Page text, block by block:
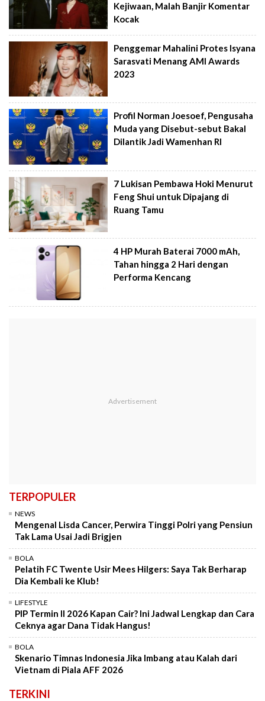
Kejiwaan, Malah Banjir Komentar
Kocak
Penggemar Mahalini Protes Isyana
Sarasvati Menang AMI Awards
2023
Profil Norman Joesoef, Pengusaha
Muda yang Disebut-sebut Bakal
Dilantik Jadi Wamenhan RI
7 Lukisan Pembawa Hoki Menurut
Feng Shui untuk Dipajang di
Ruang Tamu
4 HP Murah Baterai 7000 mAh,
Tahan hingga 2 Hari dengan
Performa Kencang
TERPOPULER
NEWS
Mengenal Lisda Cancer, Perwira Tinggi Polri yang Pensiun
Tak Lama Usai Jadi Brigjen
BOLA
Pelatih FC Twente Usir Mees Hilgers: Saya Tak Berharap
Dia Kembali ke Klub!
LIFESTYLE
PIP Termin II 2026 Kapan Cair? Ini Jadwal Lengkap dan Cara
Ceknya agar Dana Tidak Hangus!
BOLA
Skenario Timnas Indonesia Jika Imbang atau Kalah dari
Vietnam di Piala AFF 2026
TERKINI